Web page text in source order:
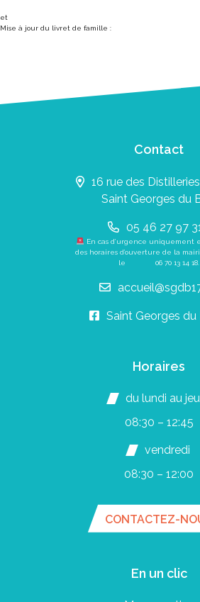
et
Mise à jour du livret de famille :
Contact
16 rue des
Saint Georges du
05 46 27 97 31
En cas d’urgence uniquement
des horaires d’ouverture de la
le 06 70 13 14 18
Saint Georges du
Horaires
du lundi au
08:30 – 12:45
vendredi
08:30 – 12:00
CONTACTEZ-
En un clic